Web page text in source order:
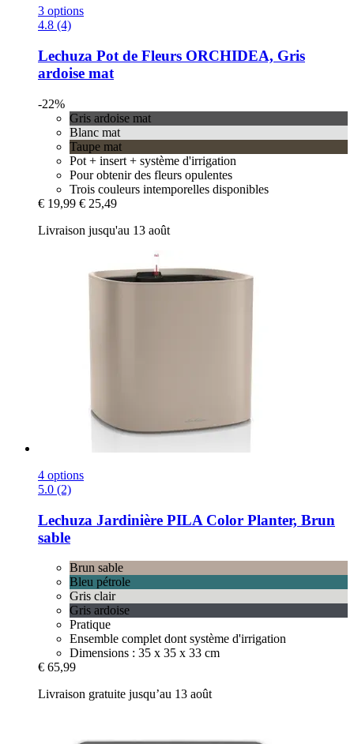
3 options
4.8 (4)
Lechuza Pot de Fleurs ORCHIDEA, Gris
ardoise mat
-22%
Gris ardoise mat
Blanc mat
Taupe mat
Pot + insert + système d'irrigation
Pour obtenir des fleurs opulentes
Trois couleurs intemporelles disponibles
€ 19,99 € 25,49
Livraison jusqu'au 13 août
4 options
5.0 (2)
Lechuza Jardinière PILA Color Planter, Brun
sable
Brun sable
Bleu pétrole
Gris clair
Gris ardoise
Pratique
Ensemble complet dont système d'irrigation
Dimensions : 35 x 35 x 33 cm
€ 65,99
Livraison gratuite jusqu’au 13 août